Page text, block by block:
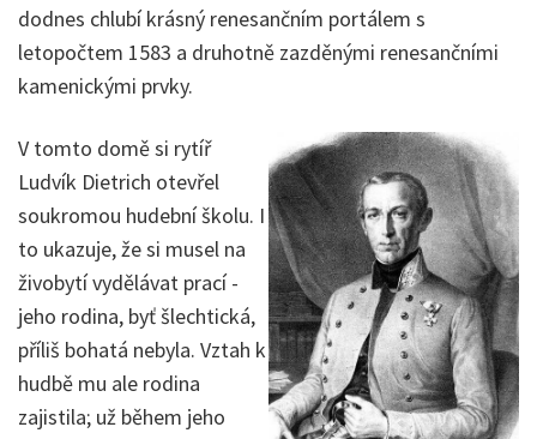
dodnes chlubí krásný renesančním portálem s
letopočtem 1583 a druhotně zazděnými renesančními
kamenickými prvky.
V tomto domě si rytíř
Ludvík Dietrich otevřel
soukromou hudební školu. I
to ukazuje, že si musel na
živobytí vydělávat prací -
jeho rodina, byť šlechtická,
příliš bohatá nebyla. Vztah k
hudbě mu ale rodina
zajistila; už během jeho